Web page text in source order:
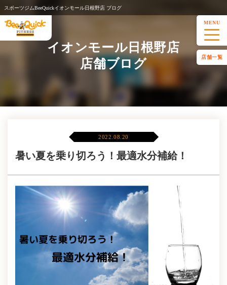
スポーツジムBeeQuickイオンモール日根野店 ブログ
MENU
店舗一覧
イオンモール日根野店
店舗ブログ
2022.08.20
暑い夏を乗り切ろう！最適水分補給！